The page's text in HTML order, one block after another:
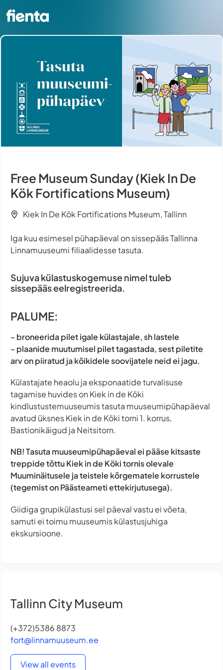
Free Museum Sunday (Kiek In De
Kök Fortifications Museum)
Kiek In De Kök Fortifications Museum, Tallinn
Iga kuu esimesel pühapäeval on sissepääs Tallinna
Linnamuuseumi filiaalidesse tasuta.
Sujuva külastuskogemuse nimel tuleb
sissepääs eelregistreerida.
PALUME:
- broneerida pilet igale külastajale, sh lastele
- plaanide muutumisel pilet tagastada, sest piletite
arv on piiratud ja kõikidele soovijatele neid ei jagu.
Külastajate heaolu ja eksponaatide turvalisuse
tagamise huvides on Kiek in de Köki
kindlustustemuuseumis tasuta muuseumipühapäeval
avatud üksnes Kiek in de Köki torni 1. korrus,
Bastionikäigud ja Neitsitorn.
NB! Tasuta muuseumipühapäeval ei pääse kitsaste
treppide tõttu Kiek in de Köki tornis olevale
Muuminäitusele ja teistele kõrgematele korrustele
(tegemist on Päästeameti ettekirjutusega).
Giidiga grupikülastusi sel päeval vastu ei võeta,
samuti ei toimu muuseumis külastusjuhiga
ekskursioone.
Tallinn City Museum
(+372)5386 8873
fort@linnamuuseum.ee
View all events